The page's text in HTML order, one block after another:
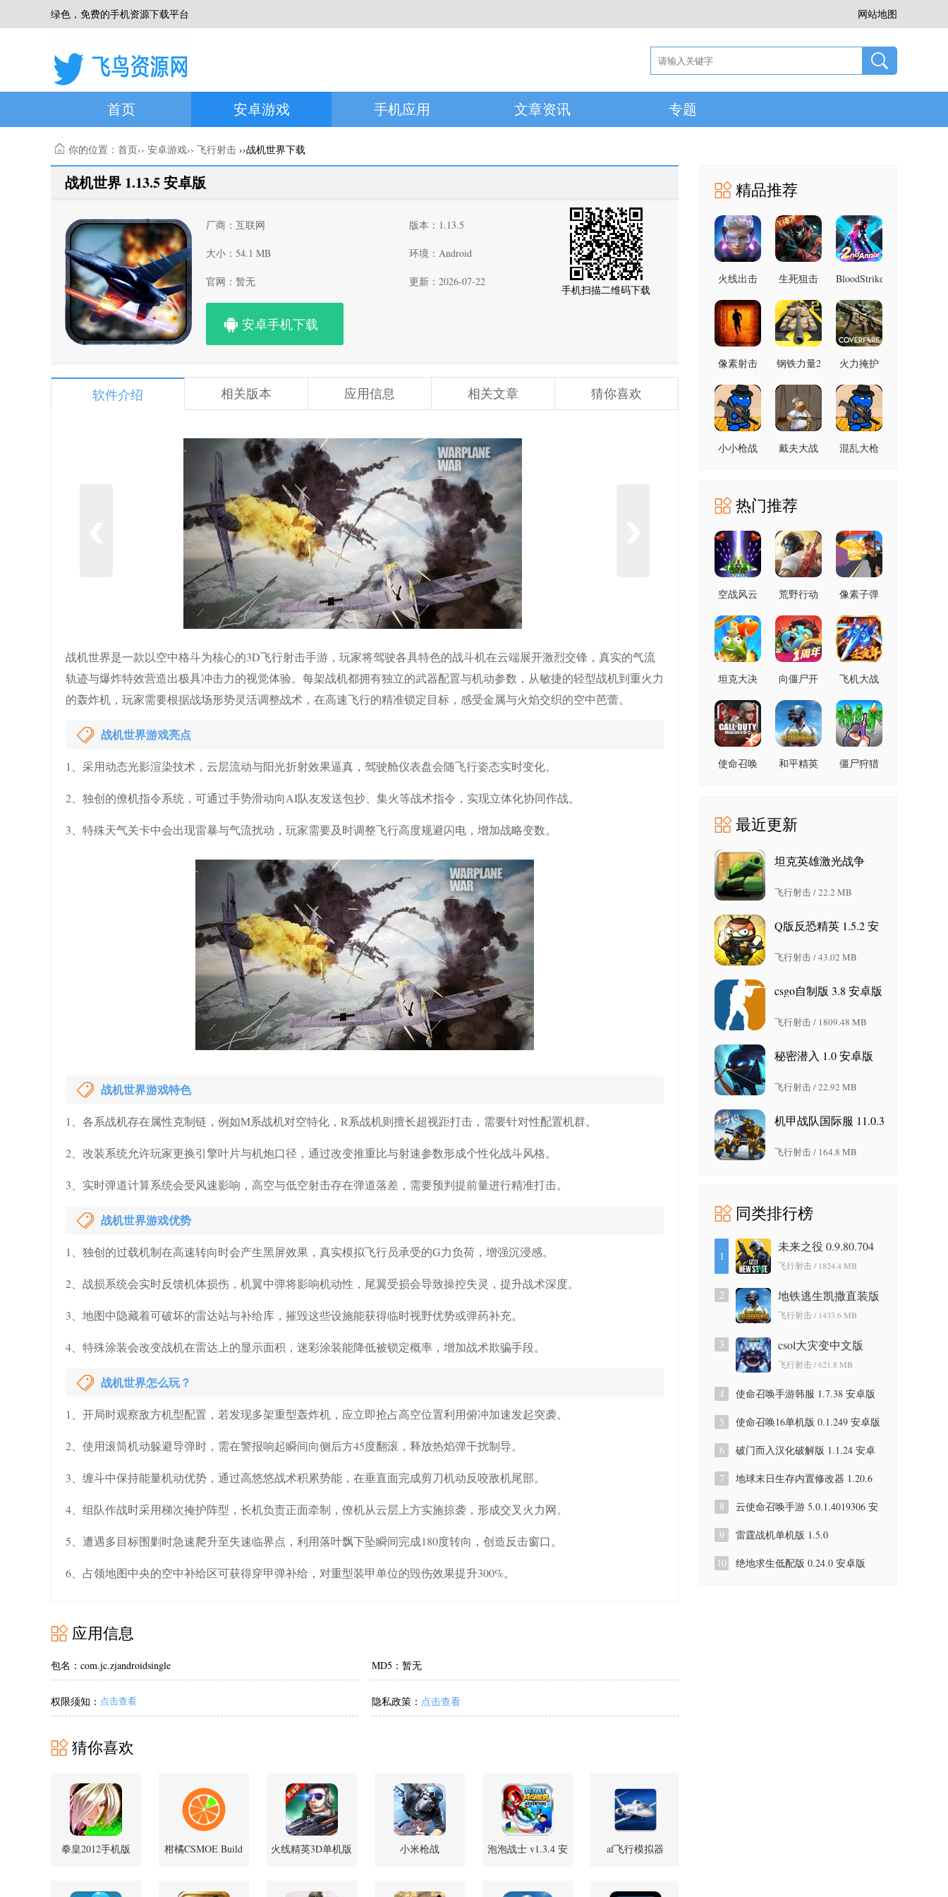
绿色，免费的手机资源下载平台 网站地图
首页 安卓游戏 手机应用 文章资讯 专题
你的位置： 首页›› 安卓游戏›› 飞行射击 ››战机世界下载
战机世界 1.13.5 安卓版
安卓手机下载
厂商：互联网 版本：1.13.5
大小：54.1 MB 环境：Android
官网：暂无 更新：2026-07-22
手机扫描二维码下载
软件介绍 相关版本 应用信息 相关文章 猜你喜欢
战机世界是一款以空中格斗为核心的3D飞行射击手游，玩家将驾驶各具特色的战斗机在云端展开激烈交锋，真实的气流
轨迹与爆炸特效营造出极具冲击力的视觉体验。每架战机都拥有独立的武器配置与机动参数，从敏捷的轻型战机到重火力
的轰炸机，玩家需要根据战场形势灵活调整战术，在高速飞行的精准锁定目标，感受金属与火焰交织的空中芭蕾。
战机世界游戏亮点
1、采用动态光影渲染技术，云层流动与阳光折射效果逼真，驾驶舱仪表盘会随飞行姿态实时变化。
2、独创的僚机指令系统，可通过手势滑动向AI队友发送包抄、集火等战术指令，实现立体化协同作战。
3、特殊天气关卡中会出现雷暴与气流扰动，玩家需要及时调整飞行高度规避闪电，增加战略变数。
战机世界游戏特色
1、各系战机存在属性克制链，例如M系战机对空特化，R系战机则擅长超视距打击，需要针对性配置机群。
2、改装系统允许玩家更换引擎叶片与机炮口径，通过改变推重比与射速参数形成个性化战斗风格。
3、实时弹道计算系统会受风速影响，高空与低空射击存在弹道落差，需要预判提前量进行精准打击。
战机世界游戏优势
1、独创的过载机制在高速转向时会产生黑屏效果，真实模拟飞行员承受的G力负荷，增强沉浸感。
2、战损系统会实时反馈机体损伤，机翼中弹将影响机动性，尾翼受损会导致操控失灵，提升战术深度。
3、地图中隐藏着可破坏的雷达站与补给库，摧毁这些设施能获得临时视野优势或弹药补充。
4、特殊涂装会改变战机在雷达上的显示面积，迷彩涂装能降低被锁定概率，增加战术欺骗手段。
战机世界怎么玩？
1、开局时观察敌方机型配置，若发现多架重型轰炸机，应立即抢占高空位置利用俯冲加速发起突袭。
2、使用滚筒机动躲避导弹时，需在警报响起瞬间向侧后方45度翻滚，释放热焰弹干扰制导。
3、缠斗中保持能量机动优势，通过高悠悠战术积累势能，在垂直面完成剪刀机动反咬敌机尾部。
4、组队作战时采用梯次掩护阵型，长机负责正面牵制，僚机从云层上方实施掠袭，形成交叉火力网。
5、遭遇多目标围剿时急速爬升至失速临界点，利用落叶飘下坠瞬间完成180度转向，创造反击窗口。
6、占领地图中央的空中补给区可获得穿甲弹补给，对重型装甲单位的毁伤效果提升300%。
应用信息
包名：com.jc.zjandroidsingle MD5：暂无
权限须知： 点击查看 隐私政策： 点击查看
猜你喜欢
拳皇2012手机版
柑橘CSMOE Build
火线精英3D单机版
小米枪战
泡泡战士 v1.3.4 安
af飞行模拟器
精品推荐
火线出击
版
生死狙击
卓版
BloodStrike
安卓版
像素射击
最新版
钢铁力量2
机版
火力掩护
新版
小小枪战
戴夫大战
混乱大枪
热门推荐
空战风云
3.1.8 安卓
版
荒野行动
最新版
像素子弹
版
坦克大决
安卓版
向僵尸开
卓版
飞机大战
电 3.1.5 安
卓版
使命召唤
和平精英
僵尸狩猎
最近更新
坦克英雄激光战争
飞行射击 / 22.2 MB
Q版反恐精英 1.5.2 安
飞行射击 / 43.02 MB
csgo自制版 3.8 安卓版
飞行射击 / 1809.48 MB
秘密潜入 1.0 安卓版
飞行射击 / 22.92 MB
机甲战队国际服 11.0.3
飞行射击 / 164.8 MB
同类排行榜
1
未来之役 0.9.80.704
最新版
飞行射击 / 1824.4 MB
2
地铁逃生凯撒直装版
4.5.0 安卓版
飞行射击 / 1433.6 MB
3
csol大灾变中文版
2023 安卓版
飞行射击 / 621.8 MB
4 使命召唤手游韩服 1.7.38 安卓版
5 使命召唤16单机版 0.1.249 安卓版
6
破门而入汉化破解版 1.1.24 安卓
7
地球末日生存内置修改器 1.20.6
8
云使命召唤手游 5.0.1.4019306 安
9
雷霆战机单机版 1.5.0
10 绝地求生低配版 0.24.0 安卓版